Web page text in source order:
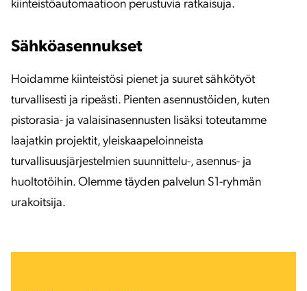
kiinteistöautomaatioon perustuvia ratkaisuja.
Sähköasennukset
Hoidamme kiinteistösi pienet ja suuret sähkötyöt
turvallisesti ja ripeästi. Pienten asennustöiden, kuten
pistorasia- ja valaisinasennusten lisäksi toteutamme
laajatkin projektit, yleiskaapeloinneista
turvallisuusjärjestelmien suunnittelu-, asennus- ja
huoltotöihin. Olemme täyden palvelun S1-ryhmän
urakoitsija.